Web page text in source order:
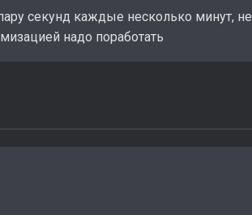
секунд каждые несколько минут, не
надо поработать